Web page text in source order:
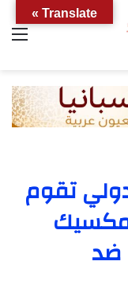
تقوم
ضد
Translate »